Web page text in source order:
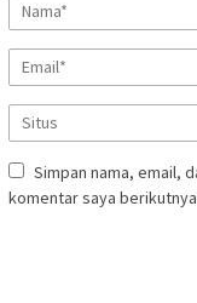
Simpan nama, email,
komentar saya